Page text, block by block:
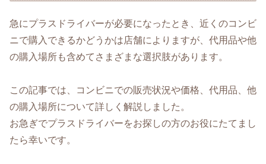
急にプラスドライバーが必要になったとき、近くのコンビ
ニで購入できるかどうかは店舗によりますが、代用品や他
の購入場所も含めてさまざまな選択肢があります。
この記事では、コンビニでの販売状況や価格、代用品、他
の購入場所について詳しく解説しました。
お急ぎでプラスドライバーをお探しの方のお役にたてまし
たら幸いです。